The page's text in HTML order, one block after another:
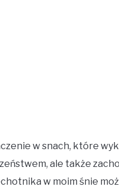
w snach, które
ale także
w moim śnie